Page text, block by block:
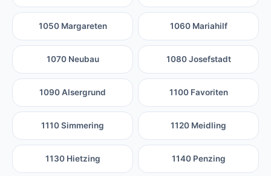
1050 Margareten 1060 Mariahilf
1070 Neubau 1080 Josefstadt
1090 Alsergrund 1100 Favoriten
1110 Simmering 1120 Meidling
1130 Hietzing 1140 Penzing